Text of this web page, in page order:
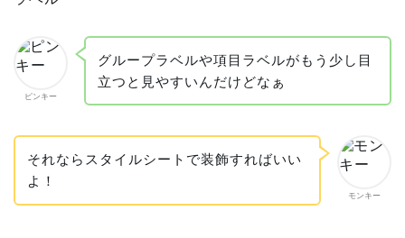
ピンキー
グループラベルや項目ラベルがもう少し目
立つと見やすいんだけどなぁ
モンキー
それならスタイルシートで装飾すればいい
よ！